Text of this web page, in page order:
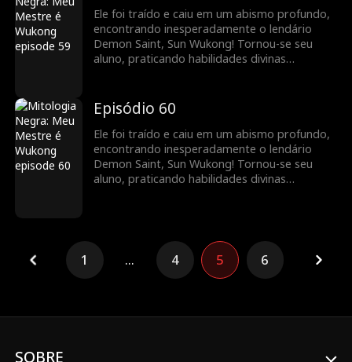
Ele foi traído e caiu em um abismo profundo,
encontrando inesperadamente o lendário
Demon Saint, Sun Wukong! Tornou-se seu
aluno, praticando habilidades divinas
vingando injustiças e acertando contas.
Episódio 60
Ele foi traído e caiu em um abismo profundo,
encontrando inesperadamente o lendário
Demon Saint, Sun Wukong! Tornou-se seu
aluno, praticando habilidades divinas
1 ... 4 5 6
SOBRE